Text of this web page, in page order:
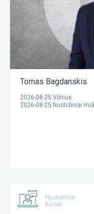
Tomas Bagdanskis
2026-08-25 Vilnius
2026-08-25 Nuotoliniai
Nuotoliniai
kursai